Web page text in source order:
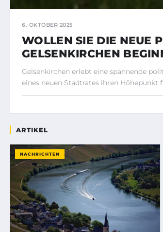
6. OKTOBER 2025
WOLLEN SIE DIE NEUE
GELSENKIRCHEN
Gelsenkirchen erlebt eine spannende
eines neuen Stadtrates ihren Höhepunkt
ARTIKEL
NACHRICHTEN